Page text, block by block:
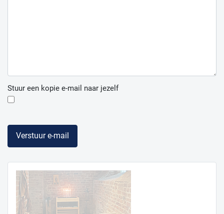
Stuur een kopie e-mail naar jezelf
Verstuur e-mail